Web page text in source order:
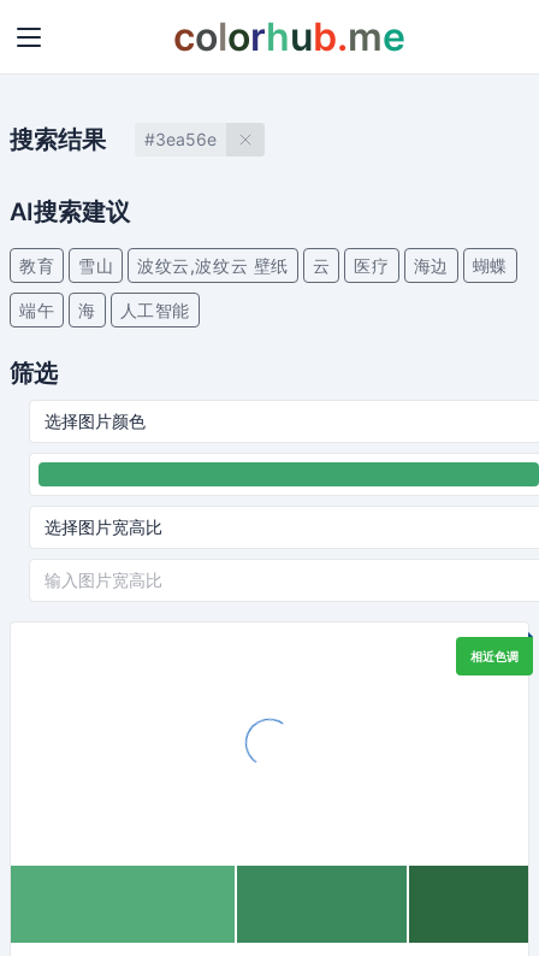
colorhub.me
搜索结果 #3ea56e
AI搜索建议
教育 雪山 波纹云,波纹云 壁纸 云 医疗 海边 蝴蝶
端午 海 人工智能
筛选
相近色调